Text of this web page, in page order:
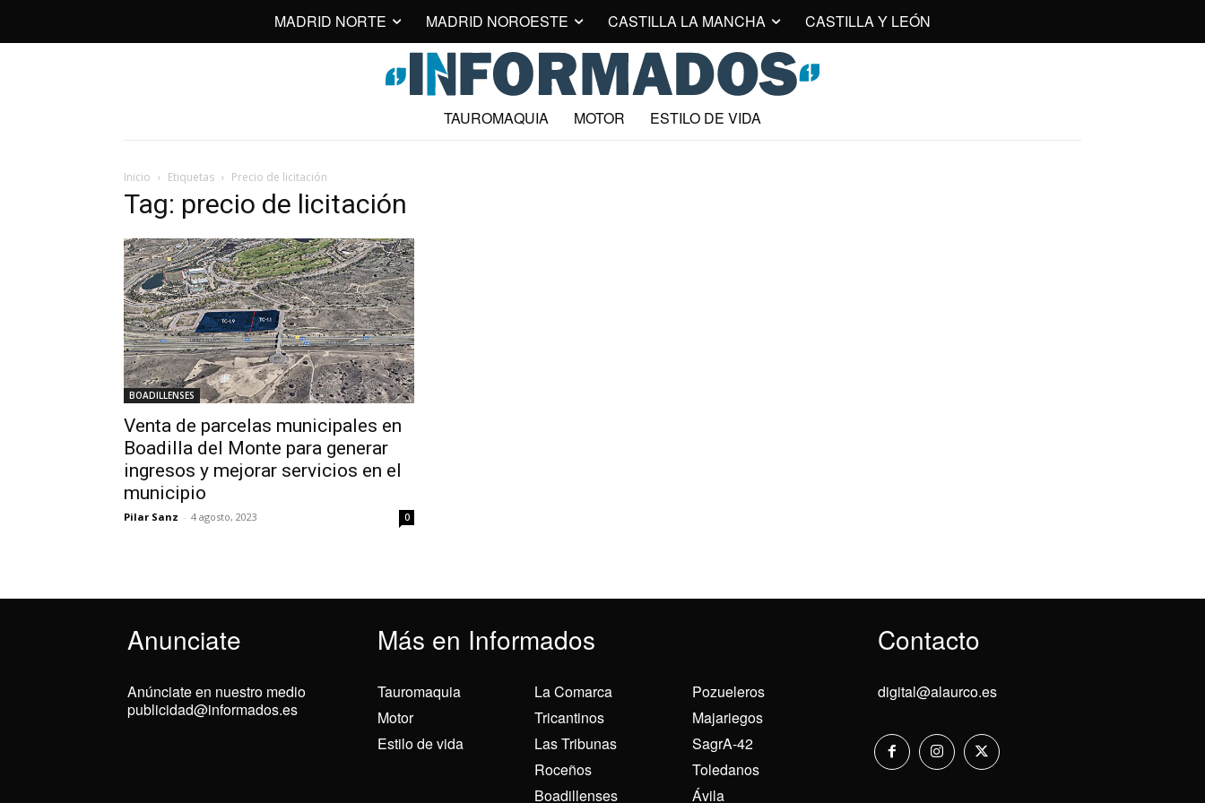
MADRID NORTE MADRID NOROESTE CASTILLA LA MANCHA CASTILLA Y LEÓN
TAUROMAQUIA MOTOR ESTILO DE VIDA
Inicio Etiquetas Precio de licitación
Tag: precio de licitación
BOADILLENSES
Venta de parcelas municipales en
Boadilla del Monte para generar
ingresos y mejorar servicios en el
municipio
Pilar Sanz - 4 agosto, 2023 0
Anunciate Más en Informados Contacto
Anúnciate en nuestro medio
publicidad@informados.es
Tauromaquia
Motor
Estilo de vida
La Comarca
Tricantinos
Las Tribunas
Roceños
Boadillenses
Pozueleros
Majariegos
SagrA-42
Toledanos
Ávila
digital@alaurco.es